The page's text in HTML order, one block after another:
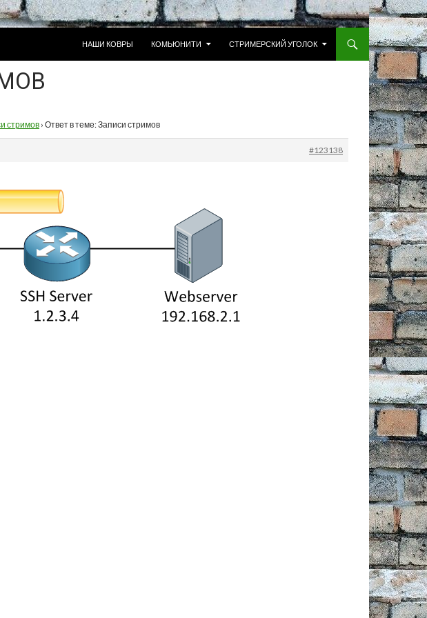
НАШИ КОВРЫ
КОМЬЮНИТИ СТРИМЕРСКИЙ УГОЛОК
стримов› Ответ в теме: Записи стримов
#123138